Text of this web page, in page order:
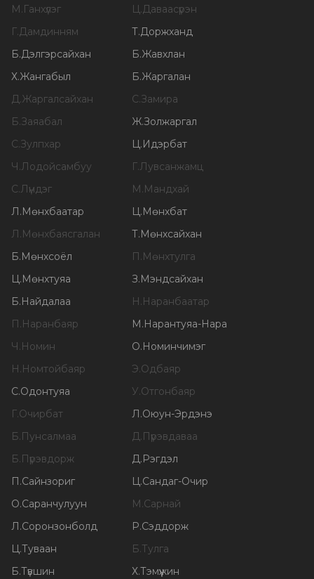
М . Ганхүлэг Ц.Даваасүрэн
Г.Дамдинням Т.Доржханд
Б.Дэлгэрсайхан Б.Жавхлан
Х.Жангабыл Б.Жаргалан
Д.Жаргалсайхан С.Замира
Б.Заяабал Ж.Золжаргал
С.Зулпхар Ц. Идэрбат
Ч .Лодойсамбуу Г.Лувсанжамц
С.Лүндэг М . Мандхай
Л . Мөнхбаатар Ц. Мөнхбат
Л . Мөнхбаясгалан Т. Мөнхсайхан
Б. Мөнхсоёл П . Мөнхтулга
Ц. Мөнхтуяа З. Мэндсайхан
Б. Найдалаа Н . Наранбаатар
П . Наранбаяр М . Нарантуяа-Нара
Ч . Номин О. Номинчимэг
Н . Номтойбаяр Э.Одбаяр
С.Одонтуяа У.Отгонбаяр
Г.Очирбат Л .Оюун-Эрдэнэ
Б. Пунсалмаа Д. Пүрэвдаваа
Б. Пүрэвдорж Д. Рэгдэл
П .Сайнзориг Ц.Сандаг-Очир
О.Саранчулуун М .Сарнай
Л .Соронзонболд Р.Сэддорж
Ц.Туваан Б.Тулга
Б.Түвшин Х.Тэмүүжин